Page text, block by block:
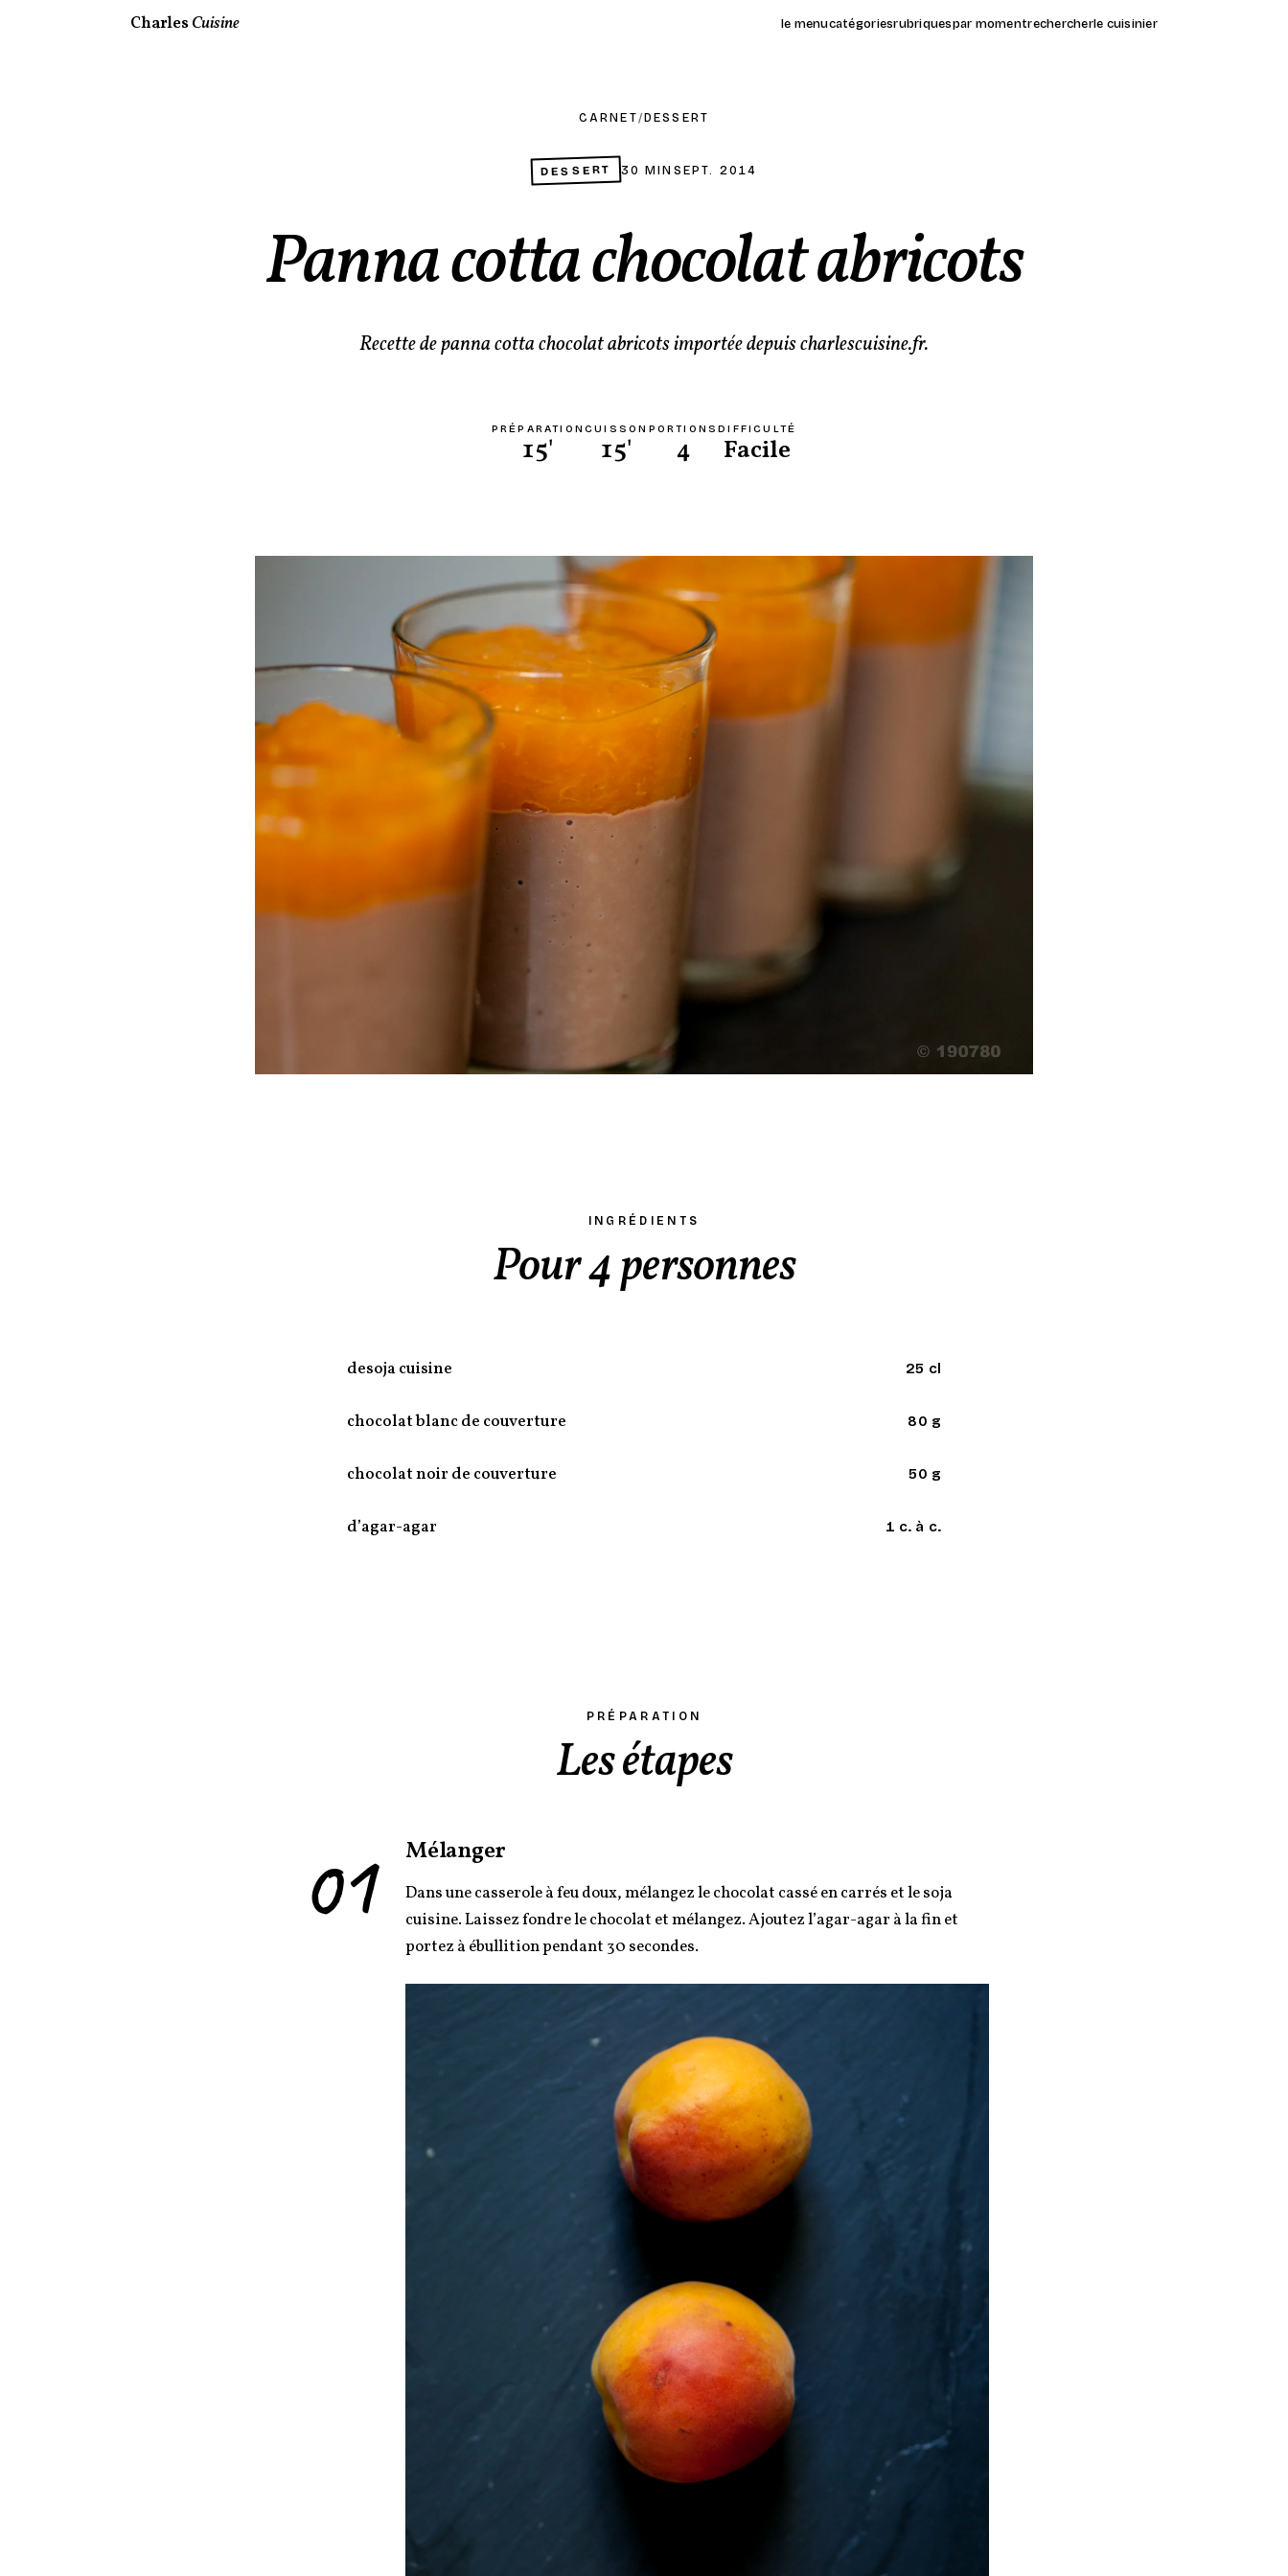
CharlesCuisine le menucatégoriesrubriquespar momentrechercherle cuisinier
CARNET/ DESSERT
DESSERT 30 MIN SEPT. 2014
Panna cotta chocolat abricots
Recette de panna cotta chocolat abricots importée depuis charlescuisine.fr.
PRÉPARATION
15'
CUISSON
15'
PORTIONS
4
DIFFICULTÉ
Facile
INGRÉDIENTS
Pour 4 personnes
desoja cuisine 25 cl
chocolat blanc de couverture 80 g
chocolat noir de couverture 50 g
d’agar-agar 1 c. à c.
PRÉPARATION
Les étapes
01 Mélanger
Dans une casserole à feu doux, mélangez le chocolat cassé en carrés et le soja
cuisine. Laissez fondre le chocolat et mélangez. Ajoutez l’agar-agar à la fin et
portez à ébullition pendant 30 secondes.